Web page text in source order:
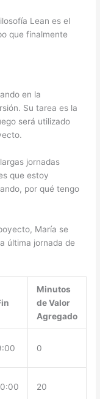
Lean es el
que finalmente
en la
Su tarea es la
será utilizado
jornadas
que estoy
por qué tengo
María se
última jornada de
Minutos
de Valor
Agregado
0
20